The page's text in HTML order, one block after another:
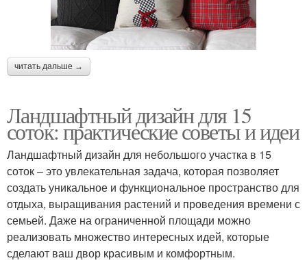
читать дальше →
Ландшафтный дизайн для 15
соток: практические советы и идеи
Ландшафтный дизайн для небольшого участка в 15
соток – это увлекательная задача, которая позволяет
создать уникальное и функциональное пространство для
отдыха, выращивания растений и проведения времени с
семьей. Даже на ограниченной площади можно
реализовать множество интересных идей, которые
сделают ваш двор красивым и комфортным.